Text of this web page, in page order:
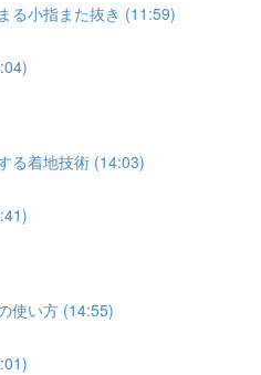
る小指また抜き (11:59)
る着地技術 (14:03)
使い方 (14:55)